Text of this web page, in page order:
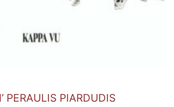
PERAULIS PIARDUDIS